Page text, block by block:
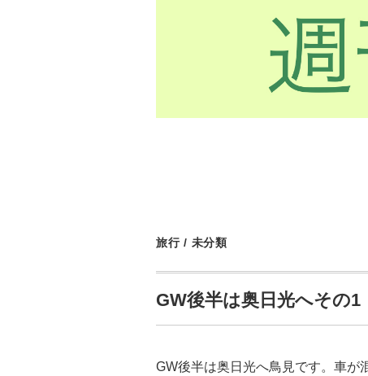
旅行/ 未分類
GW後半は奥日光へその1
GW後半は奥日光へ鳥見です。車が